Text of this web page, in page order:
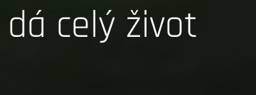
dá celý život